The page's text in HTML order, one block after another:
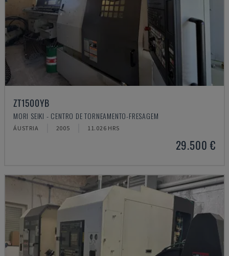
ZT1500YB
MORI SEIKI - CENTRO DE TORNEAMENTO-FRESAGEM
ÁUSTRIA 2005 11.026 HRS
29.500 €